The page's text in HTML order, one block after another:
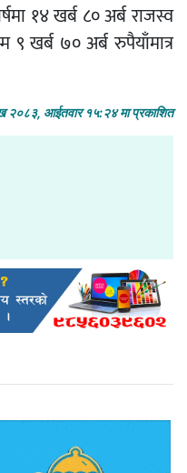
१४ खर्ब ८० अर्ब राजस्व
९ खर्ब ७० अर्ब रुपैयाँमात्र
२०८३, आईतवार १५:२४ मा प्रकाशित